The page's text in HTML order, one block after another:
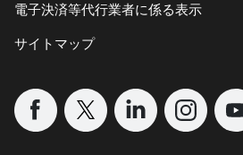
電子決済等代行業者に係る表示
サイトマップ